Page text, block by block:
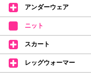
何卒ご理解いただけますようお
【シューズのフィッティング
全店、ご予約不要です(18:30
持参してください。
【ミルバ インスタグラム】
皆さまのダンスライフをサポ
アンダーウェア
ニット
スカート
レッグウォーマー